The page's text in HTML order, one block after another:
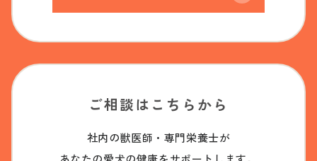
ご相談はこちらから
社内の獣医師・専門栄養士が